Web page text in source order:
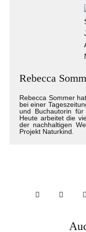
Rebecca
Rebecca Sommer
bei einer
und Buchautorin
Heute arbeitet die
der nachhaltigen
Projekt Naturkind.